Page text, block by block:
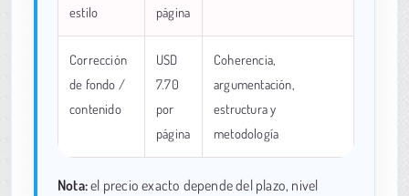
estilo
página
Corrección
de fondo /
contenido
USD
7.70
por
página
Coherencia,
argumentación,
estructura y
metodología
Nota:el precio exacto depende del plazo, nivel